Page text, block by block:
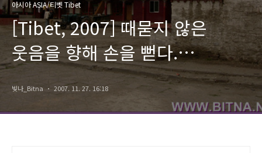
아시아 ASIA/티벳 Tibet
[Tibet, 2007] 때묻지 않은
웃음을 향해 손을 뻗다.
(Tsetang)
빛나_Bitna 2007. 11. 27. 16:18